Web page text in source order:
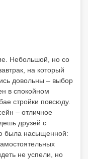
Небольшой, но со
на который
довольны – выбор
в спокойном
стройки повсюду.
– отличное
друзей с
была насыщенной:
не успели, но